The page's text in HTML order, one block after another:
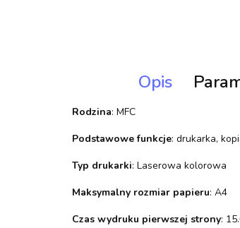
Opis
Rodzina: MFC
Podstawowe funkcje: drukarka,
Typ drukarki: Laserowa kolorowa
Maksymalny rozmiar papieru: A4
Czas wydruku pierwszej strony: